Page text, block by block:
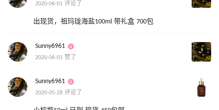
2020-06-01 评论了
出现货，祖玛珑海盐100ml 带礼盒 700包
Sunny6961
2020-06-01 赞了
Sunny6961
2020-05-28 评论了